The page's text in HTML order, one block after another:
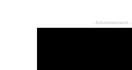
- Advertisement -